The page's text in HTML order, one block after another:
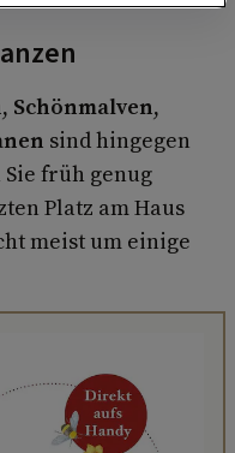
, Schönmalven,
sind hingegen
früh genug
Platz am Haus
meist um einige